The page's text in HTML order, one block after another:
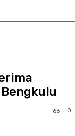
0
66